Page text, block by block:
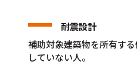
耐震設計
補助対象建築物を所有す
していない人。